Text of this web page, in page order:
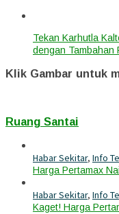
Tekan Karhutla
dengan Tambahan
Klik Gambar untuk
Ruang Santai
Habar Sekitar, Info
Harga Pertamax
Habar Sekitar, Info
Kaget! Harga